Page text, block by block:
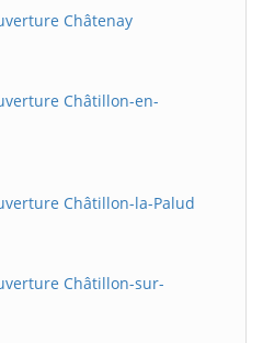
Châtenay
Châtillon-en-
Châtillon-la-Palud
Châtillon-sur-